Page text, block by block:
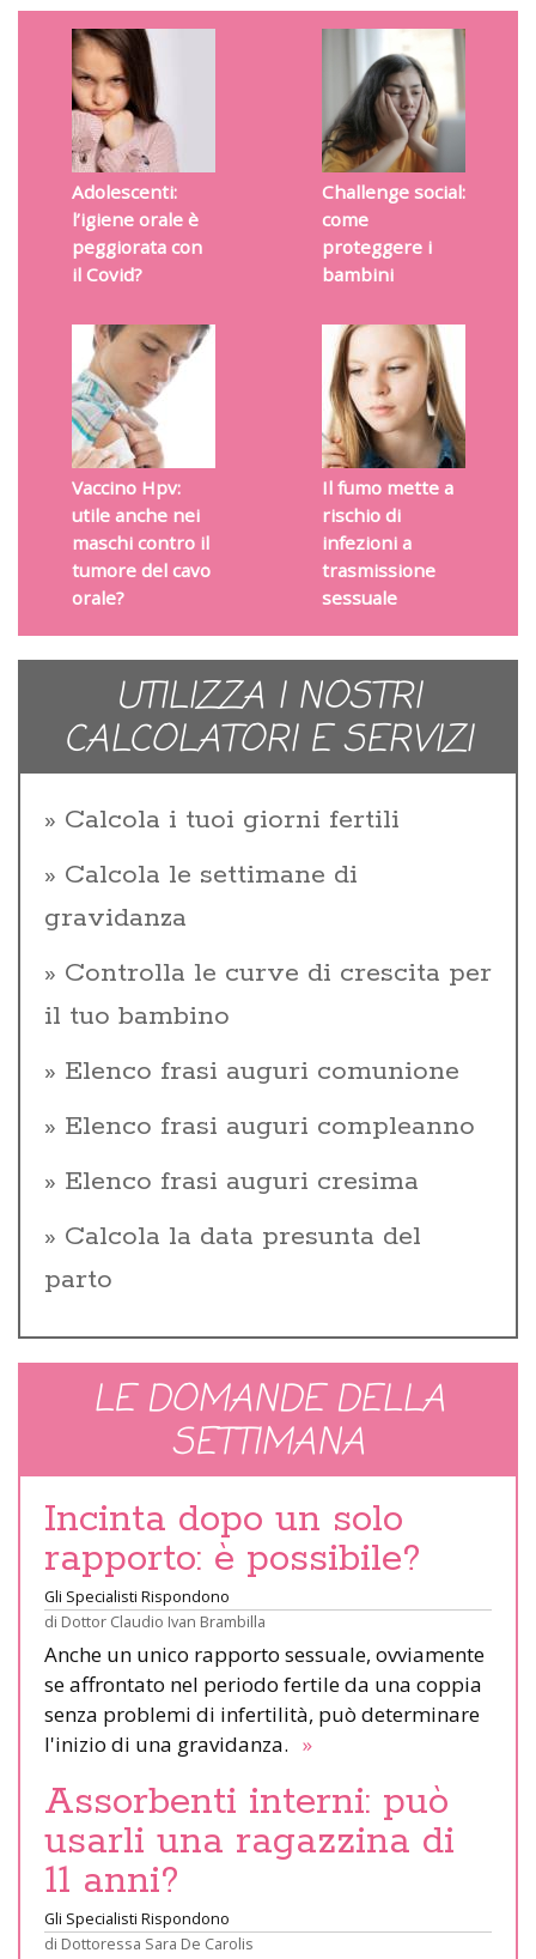
Adolescenti:
l’igiene orale è
peggiorata con
il Covid?
Challenge social:
come
proteggere i
bambini
Vaccino Hpv:
utile anche nei
maschi contro il
tumore del cavo
orale?
Il fumo mette a
rischio di
infezioni a
trasmissione
sessuale
UTILIZZA I NOSTRI
CALCOLATORI E SERVIZI
Calcola i tuoi giorni fertili
Calcola le settimane di
gravidanza
Controlla le curve di crescita per
il tuo bambino
Elenco frasi auguri comunione
Elenco frasi auguri compleanno
Elenco frasi auguri cresima
Calcola la data presunta del
parto
LE DOMANDE DELLA
SETTIMANA
Incinta dopo un solo
rapporto: è possibile?
Gli Specialisti Rispondono
di Dottor Claudio Ivan Brambilla
Anche un unico rapporto sessuale, ovviamente
se affrontato nel periodo fertile da una coppia
senza problemi di infertilità, può determinare
l'inizio di una gravidanza. »
Assorbenti interni: può
usarli una ragazzina di
11 anni?
Gli Specialisti Rispondono
di Dottoressa Sara De Carolis